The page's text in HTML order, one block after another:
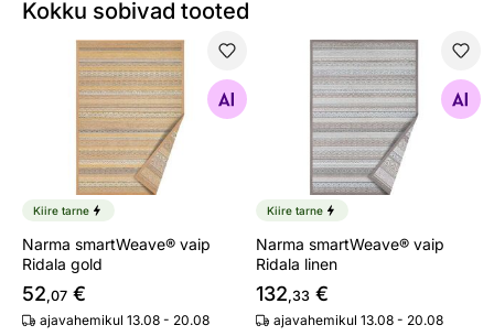
Kokku sobivad tooted
Narma smartWeave® vaip Ridala gold
Otsi sarnaseid
Kiire tarne
Narma smartWeave® vaip
Ridala gold
52,07 €
ajavahemikul 13.08 - 20.08
Narma smartWeave® vaip
Otsi sarnaseid
Kiire tarne
Narma smartWeave® vaip
Ridala linen
132,33 €
ajavahemikul 13.08 - 20.08